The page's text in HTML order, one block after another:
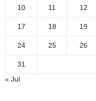
10 11 12
17 18 19
24 25 26
31
« Jul